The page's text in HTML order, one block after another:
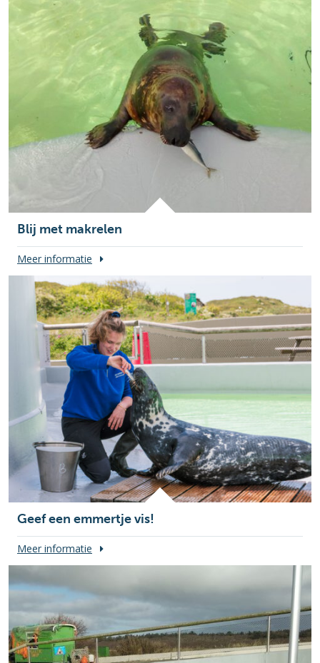
Blij met makrelen
Meer informatie
Geef een emmertje vis!
Meer informatie